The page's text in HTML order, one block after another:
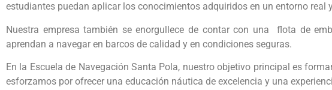
estudiantes puedan aplicar los conocimientos adquiridos en un entorno
Nuestra empresa también se enorgullece de contar con una flota de
aprendan a navegar en barcos de calidad y en condiciones seguras.
En la Escuela de Navegación Santa Pola, nuestro objetivo principal es
esforzamos por ofrecer una educación náutica de excelencia y una